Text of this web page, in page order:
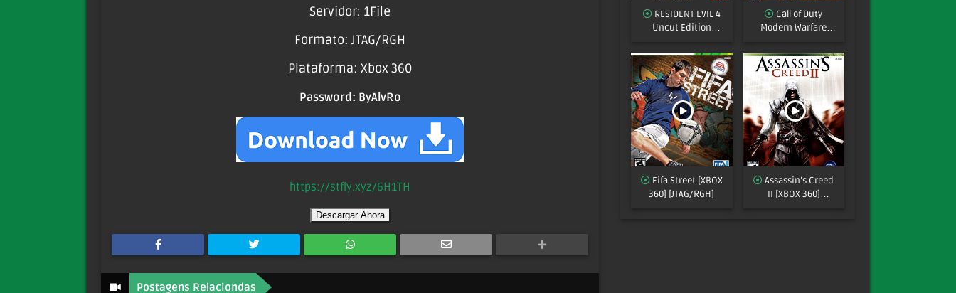
Servidor: 1File
Formato: JTAG/RGH
Plataforma: Xbox 360
Password: ByAlvRo
https://stfly.xyz/6H1TH
Descargar Ahora
Postagens Relaciondas
RESIDENT EVIL 4
Uncut Edition
[MULTI]
Call of Duty
Modern Warfare
[JTAG/RGH]
Fifa Street [XBOX
360] [JTAG/RGH]
Assassin’s Creed
II [XBOX 360]